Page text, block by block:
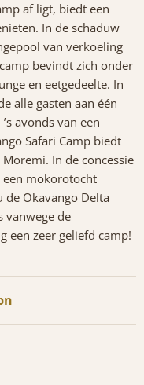
af ligt, biedt een
In de schaduw
van verkoeling
bevindt zich onder
en eetgedeelte. In
alle gasten aan één
avonds van een
Safari Camp biedt
In de concessie
mokorotocht
Okavango Delta
vanwege de
een zeer geliefd camp!